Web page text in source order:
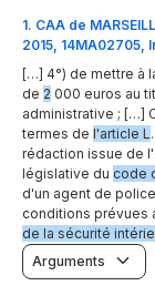
1. CAA de
2015, 14MA02705,
[…] 4°) de mettre à
de 2 000 euros au
administrative ; […]
termes de l'article L
rédaction issue de
législative du code
d'un agent de
conditions prévues
de la sécurité
Arguments